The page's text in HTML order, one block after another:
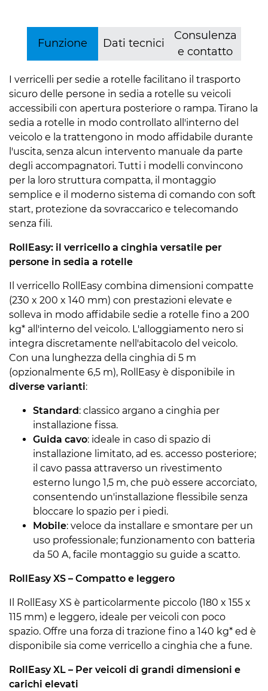
Funzione Dati tecnici
Consulenza
e contatto
I verricelli per sedie a rotelle facilitano il trasporto
sicuro delle persone in sedia a rotelle su veicoli
accessibili con apertura posteriore o rampa. Tirano la
sedia a rotelle in modo controllato all'interno del
veicolo e la trattengono in modo affidabile durante
l'uscita, senza alcun intervento manuale da parte
degli accompagnatori. Tutti i modelli convincono
per la loro struttura compatta, il montaggio
semplice e il moderno sistema di comando con soft
start, protezione da sovraccarico e telecomando
senza fili.
RollEasy: il verricello a cinghia versatile per
persone in sedia a rotelle
Il verricello RollEasy combina dimensioni compatte
(230 x 200 x 140 mm) con prestazioni elevate e
solleva in modo affidabile sedie a rotelle fino a 200
kg* all'interno del veicolo. L'alloggiamento nero si
integra discretamente nell'abitacolo del veicolo.
Con una lunghezza della cinghia di 5 m
(opzionalmente 6,5 m), RollEasy è disponibile in
diverse varianti:
Standard: classico argano a cinghia per
installazione fissa.
Guida cavo: ideale in caso di spazio di
installazione limitato, ad es. accesso posteriore;
il cavo passa attraverso un rivestimento
esterno lungo 1,5 m, che può essere accorciato,
consentendo un'installazione flessibile senza
bloccare lo spazio per i piedi.
Mobile: veloce da installare e smontare per un
uso professionale; funzionamento con batteria
da 50 A, facile montaggio su guide a scatto.
RollEasy XS – Compatto e leggero
Il RollEasy XS è particolarmente piccolo (180 x 155 x
115 mm) e leggero, ideale per veicoli con poco
spazio. Offre una forza di trazione fino a 140 kg* ed è
disponibile sia come verricello a cinghia che a fune.
RollEasy XL – Per veicoli di grandi dimensioni e
carichi elevati